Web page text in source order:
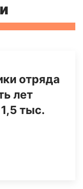
отряда
лет
тыс.